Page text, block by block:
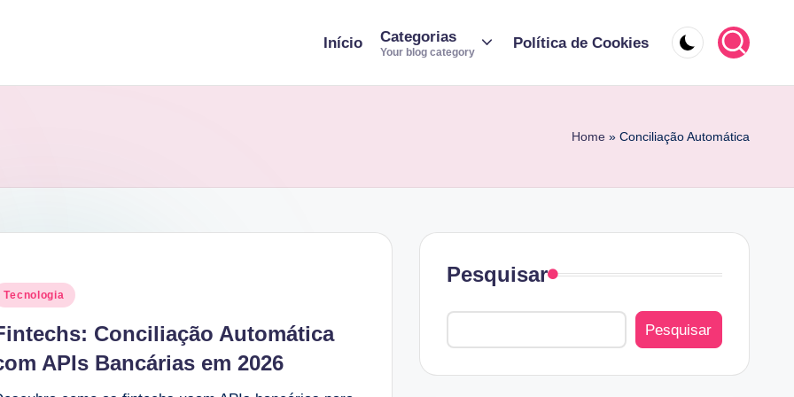
Início Categorias
Your blog category
Política de Cookies
Home » Conciliação Automática
Tecnologia
Conciliação Automática
APIs Bancárias em 2026
Pesquisar
Pesquisar